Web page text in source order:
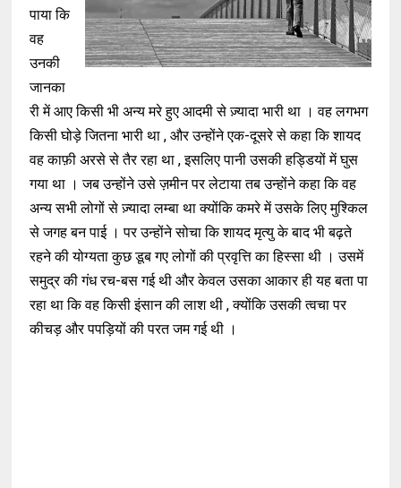
पाया कि
वह
उनकी
जानका
री में आए किसी भी अन्य मरे हुए आदमी से ज़्यादा भारी था । वह लगभग
किसी घोड़े जितना भारी था , और उन्होंने एक-दूसरे से कहा कि शायद
वह काफ़ी अरसे से तैर रहा था , इसलिए पानी उसकी हड्डियों में घुस
गया था । जब उन्होंने उसे ज़मीन पर लेटाया तब उन्होंने कहा कि वह
अन्य सभी लोगों से ज़्यादा लम्बा था क्योंकि कमरे में उसके लिए मुश्किल
से जगह बन पाई । पर उन्होंने सोचा कि शायद मृत्यु के बाद भी बढ़ते
रहने की योग्यता कुछ डूब गए लोगों की प्रवृत्ति का हिस्सा थी । उसमें
समुद्र की गंध रच-बस गई थी और केवल उसका आकार ही यह बता पा
रहा था कि वह किसी इंसान की लाश थी , क्योंकि उसकी त्वचा पर
कीचड़ और पपड़ियों की परत जम गई थी ।